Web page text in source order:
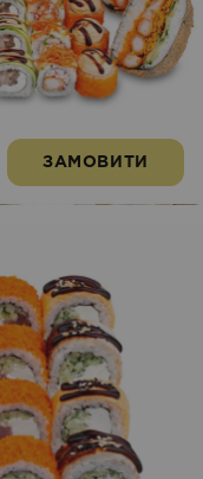
ЗАМОВИТИ